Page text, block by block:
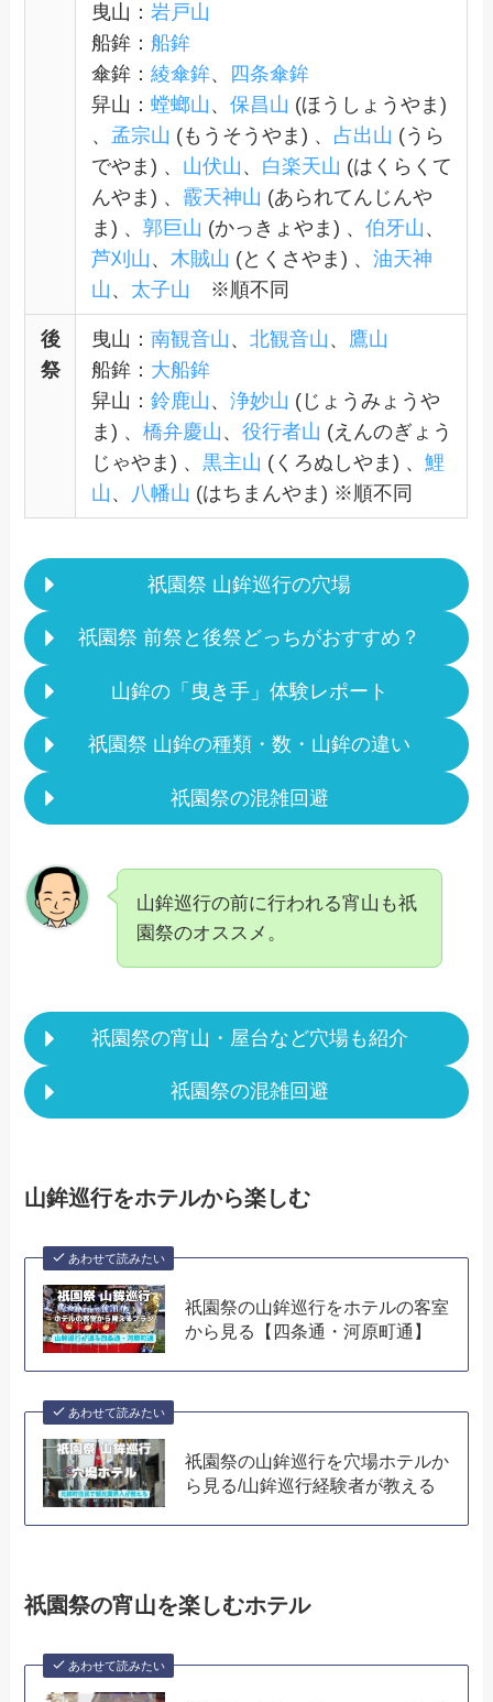
曳山： 岩戸山
船鉾： 船鉾
傘鉾： 綾傘鉾、
四条傘鉾
舁山： 螳螂山 、 保昌山 (ほうしょうやま)
、 孟宗山 (もうそうやま) 、 占出山 (うら
でやま) 、 山伏山 、 白楽天山 (はくらくて
んやま) 、 霰天神山 (あられてんじんや
ま) 、 郭巨山 (かっきょやま) 、 伯牙山 、
芦刈山 、 木賊山 (とくさやま) 、 油天神
山 、 太子山 ※順不同
後
祭
曳山： 南観音山 、 北観音山 、 鷹山
船鉾： 大船鉾
舁山： 鈴鹿山 、 浄妙山 (じょうみょうや
ま) 、 橋弁慶山 、 役行者山 (えんのぎょう
じゃやま) 、 黒主山 (くろぬしやま) 、 鯉
山 、 八幡山 (はちまんやま) ※順不同
祇園祭 山鉾巡行の穴場
祇園祭 前祭と後祭どっちがおすすめ？
山鉾の「曳き手」体験レポート
祇園祭 山鉾の種類・数・山鉾の違い
祇園祭の混雑回避
山鉾巡行の前に行われる宵山も祇
園祭のオススメ。
祇園祭の宵山・屋台など穴場も紹介
祇園祭の混雑回避
山鉾巡行をホテルから楽しむ
あわせて読みたい
祇園祭の山鉾巡行をホテルの客室
から見る【四条通・河原町通】
あわせて読みたい
祇園祭の山鉾巡行を穴場ホテルか
ら見る/山鉾巡行経験者が教える
祇園祭の宵山を楽しむホテル
あわせて読みたい